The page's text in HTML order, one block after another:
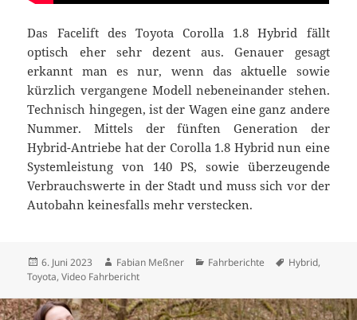
Das Facelift des Toyota Corolla 1.8 Hybrid fällt
optisch eher sehr dezent aus. Genauer gesagt
erkannt man es nur, wenn das aktuelle sowie
kürzlich vergangene Modell nebeneinander stehen.
Technisch hingegen, ist der Wagen eine ganz andere
Nummer. Mittels der fünften Generation der
Hybrid-Antriebe hat der Corolla 1.8 Hybrid nun eine
Systemleistung von 140 PS, sowie überzeugende
Verbrauchswerte in der Stadt und muss sich vor der
Autobahn keinesfalls mehr verstecken.
Veröffentlicht
am
6. Juni 2023 Autor
Fabian Meßner Kategorien
Fahrberichte Schlagwörter
Hybrid,
Toyota,Video Fahrbericht